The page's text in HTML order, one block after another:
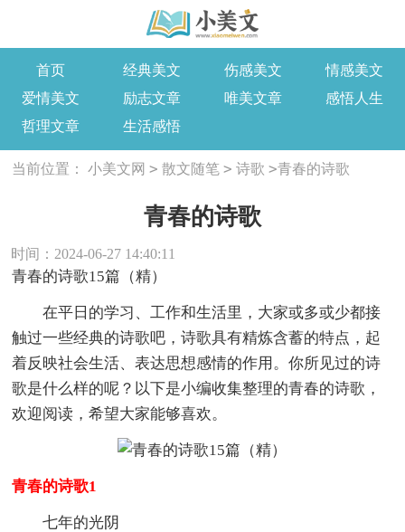
首页 经典美文 伤感美文
情感美文
爱情美文
励志文章 唯美文章
感悟人生
哲理文章
生活感悟
当前位置： 小美文网 > 散文随笔 > 诗歌 >青春的诗歌
青春的诗歌
时间：2024-06-27 14:40:11
青春的诗歌15篇（精）
在平日的学习、工作和生活里，大家或多或少都接
触过一些经典的诗歌吧，诗歌具有精炼含蓄的特点，起
着反映社会生活、表达思想感情的作用。你所见过的诗
歌是什么样的呢？以下是小编收集整理的青春的诗歌，
欢迎阅读，希望大家能够喜欢。
青春的诗歌1
七年的光阴